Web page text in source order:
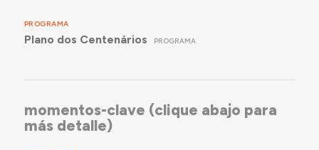
PROGRAMA
Plano dos Centenários PROGRAMA
momentos-clave (clique abajo para
más detalle)